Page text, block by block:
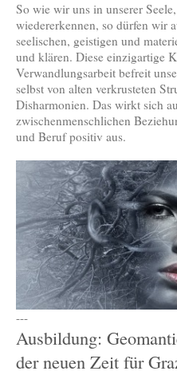
So wie wir uns in unserer
wiedererkennen, so dürfen wir
seelischen, geistigen und
und klären. Diese einzigartige
Verwandlungsarbeit befreit
selbst von alten verkrusteten
Disharmonien. Das wirkt sich
zwischenmenschlichen
und Beruf positiv aus.
---
Ausbildung:
der neuen Zeit für